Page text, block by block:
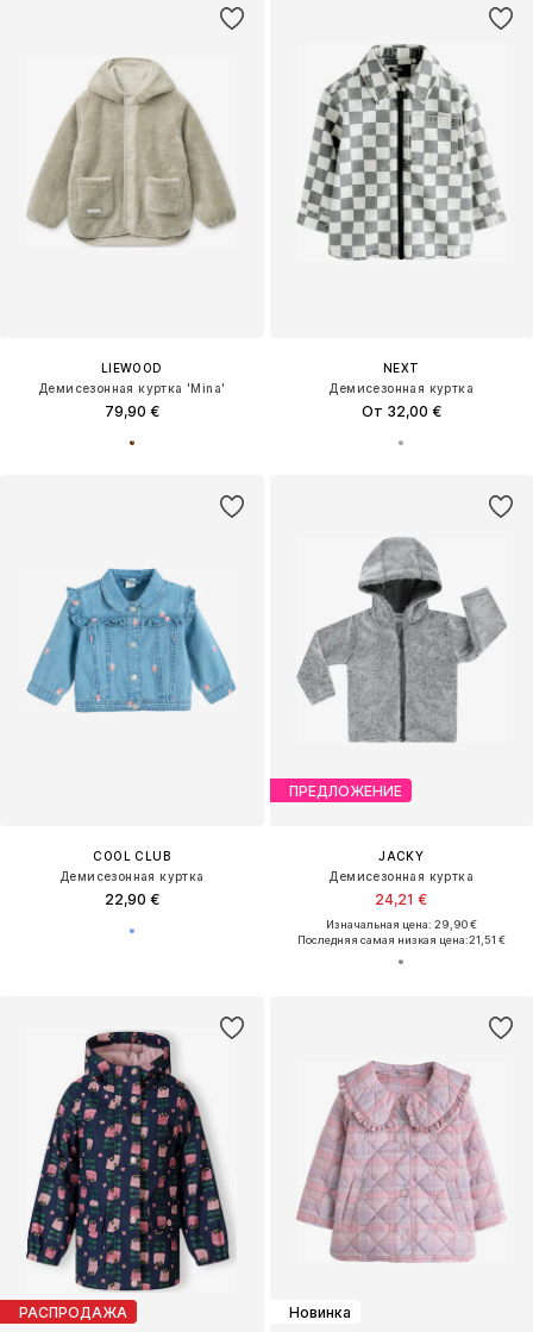
LIEWOOD
Демисезонная куртка 'Mina'
79,90 €
NEXT
Демисезонная куртка
От 32,00 €
COOL CLUB
Демисезонная куртка
22,90 €
ПРЕДЛОЖЕНИЕ
JACKY
Демисезонная куртка
24,21 €
Изначальная цена: 29,90 €
Последняя самая низкая цена:21,51 €
РАСПРОДАЖА Новинка